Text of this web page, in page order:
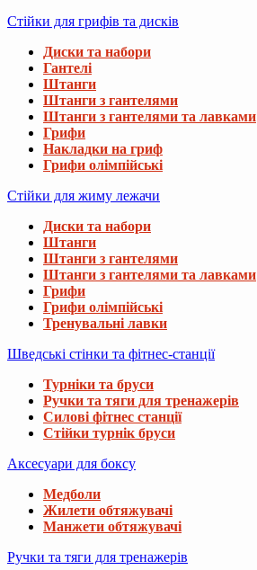
Стійки для грифів та дисків
Диски та набори
Гантелі
Штанги
Штанги з гантелями
Штанги з гантелями та лавками
Грифи
Накладки на гриф
Грифи олімпійські
Стійки для жиму лежачи
Диски та набори
Штанги
Штанги з гантелями
Штанги з гантелями та лавками
Грифи
Грифи олімпійські
Тренувальні лавки
Шведські стінки та фітнес-станції
Турніки та бруси
Ручки та тяги для тренажерів
Силові фітнес станції
Стійки турнік бруси
Аксесуари для боксу
Медболи
Жилети обтяжувачі
Манжети обтяжувачі
Ручки та тяги для тренажерів